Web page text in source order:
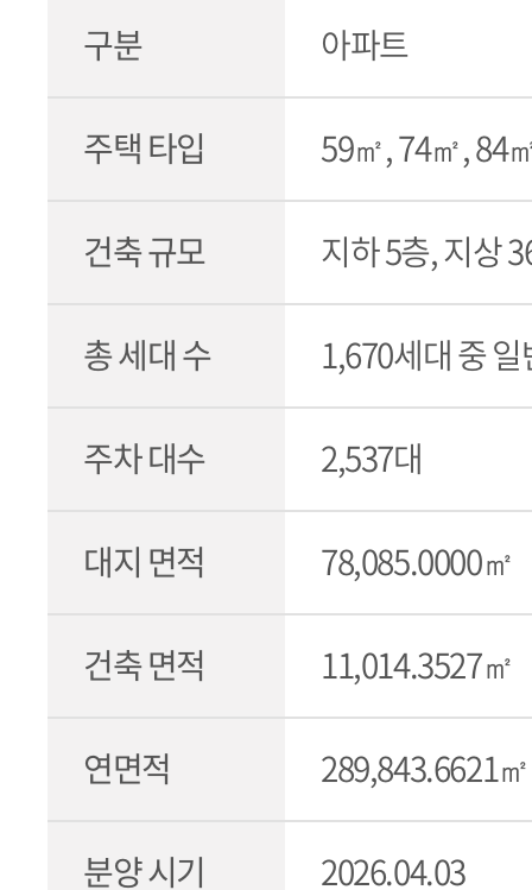
구분 아파트
주택 타입 59㎡, 74㎡, 84
건축 규모 지하 5층, 지상
총 세대 수 1,670세대 중
주차 대수 2,537대
대지 면적 78,085.0000㎡
건축 면적 11,014.3527㎡
연면적 289,843.6621㎡
분양 시기 2026.04.03